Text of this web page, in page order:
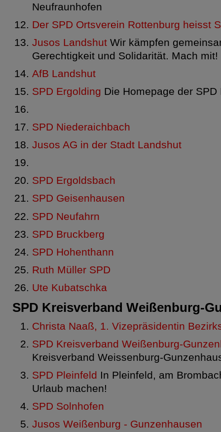
Neufraunhofen
Der SPD Ortsverein Rottenburg heisst
Jusos Landshut Wir kämpfen
Gerechtigkeit und Solidarität. Mach mit!
AfB Landshut
SPD Ergolding Die Homepage der SPD
SPD Niederaichbach
Jusos AG in der Stadt Landshut
SPD Ergoldsbach
SPD Geisenhausen
SPD Neufahrn
SPD Bruckberg
SPD Hohenthann
Ruth Müller SPD
Ute Kubatschka
SPD Kreisverband Weißenburg-
Christa Naaß, 1. Vizepräsidentin
SPD Kreisverband Weißenburg-
Kreisverband Weissenburg-
SPD Pleinfeld In Pleinfeld, am
Urlaub machen!
SPD Solnhofen
Jusos Weißenburg - Gunzenhausen